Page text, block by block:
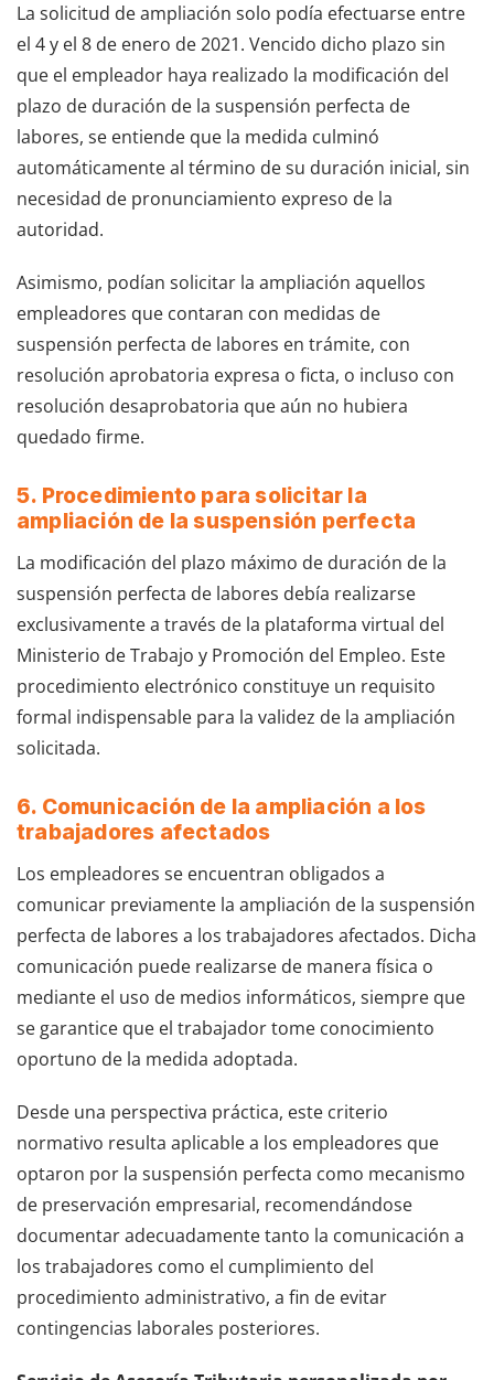
La solicitud de ampliación solo podía efectuarse entre
el 4 y el 8 de enero de 2021. Vencido dicho plazo sin
que el empleador haya realizado la modificación del
plazo de duración de la suspensión perfecta de
labores, se entiende que la medida culminó
automáticamente al término de su duración inicial, sin
necesidad de pronunciamiento expreso de la
autoridad.
Asimismo, podían solicitar la ampliación aquellos
empleadores que contaran con medidas de
suspensión perfecta de labores en trámite, con
resolución aprobatoria expresa o ficta, o incluso con
resolución desaprobatoria que aún no hubiera
quedado firme.
5. Procedimiento para solicitar la
ampliación de la suspensión perfecta
La modificación del plazo máximo de duración de la
suspensión perfecta de labores debía realizarse
exclusivamente a través de la plataforma virtual del
Ministerio de Trabajo y Promoción del Empleo. Este
procedimiento electrónico constituye un requisito
formal indispensable para la validez de la ampliación
solicitada.
6. Comunicación de la ampliación a los
trabajadores afectados
Los empleadores se encuentran obligados a
comunicar previamente la ampliación de la suspensión
perfecta de labores a los trabajadores afectados. Dicha
comunicación puede realizarse de manera física o
mediante el uso de medios informáticos, siempre que
se garantice que el trabajador tome conocimiento
oportuno de la medida adoptada.
Desde una perspectiva práctica, este criterio
normativo resulta aplicable a los empleadores que
optaron por la suspensión perfecta como mecanismo
de preservación empresarial, recomendándose
documentar adecuadamente tanto la comunicación a
los trabajadores como el cumplimiento del
procedimiento administrativo, a fin de evitar
contingencias laborales posteriores.